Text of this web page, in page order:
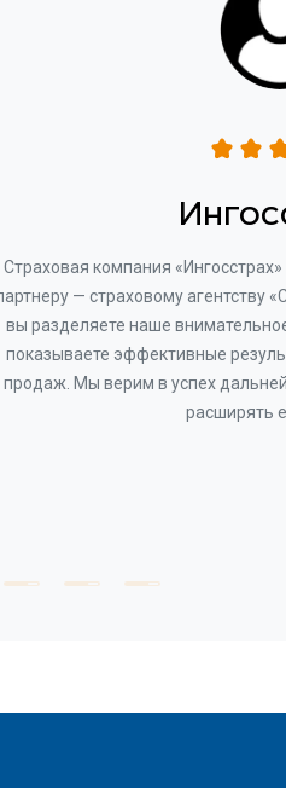
Страховая компания
— страховому агентству
вы разделяете наше
показываете эффективные
продаж. Мы верим в успех
расширять